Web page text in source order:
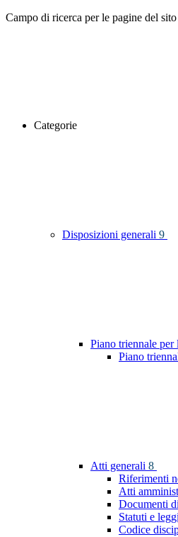
Campo di ricerca per le pagine del sito
Categorie
Disposizioni generali 9
Piano triennale per
Piano
Atti generali 8
Riferimenti
Atti
Documenti
Statuti e
Codice